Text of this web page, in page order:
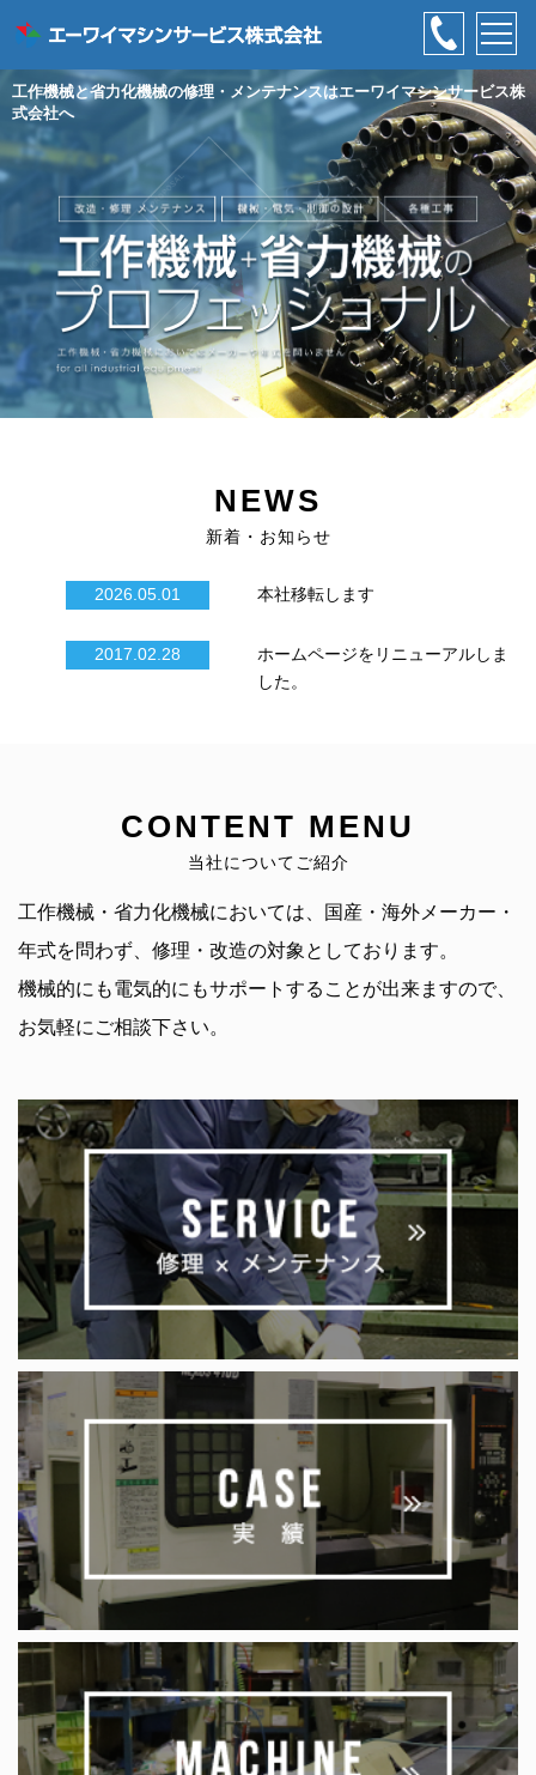
工作機械と省力化機械の修理・メンテナンスはエーワイマシンサービス株
式会社へ
NEWS
新着・お知らせ
2026.05.01 本社移転します
2017.02.28
ホームページをリニューアルしま
した。
CONTENT MENU
当社についてご紹介
工作機械・省力化機械においては、国産・海外メーカー・
年式を問わず、修理・改造の対象としております。
機械的にも電気的にもサポートすることが出来ますので、
お気軽にご相談下さい。